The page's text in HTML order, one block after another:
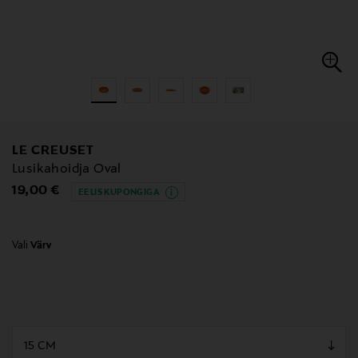
LE CREUSET
Lusikahoidja Oval
Original Price
19,00 € EELIS KUPONGIGA
Vali Värv